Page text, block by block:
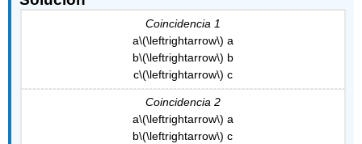
Coincidencia 1
a\(\leftrightarrow\) a
b\(\leftrightarrow\) b
c\(\leftrightarrow\) c
Coincidencia 2
a\(\leftrightarrow\) a
b\(\leftrightarrow\) c